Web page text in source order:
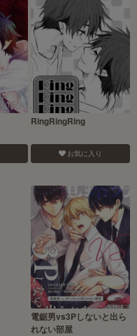
RingRingRing
お気に入り
電鋸男vs3Pしないと出ら
れない部屋